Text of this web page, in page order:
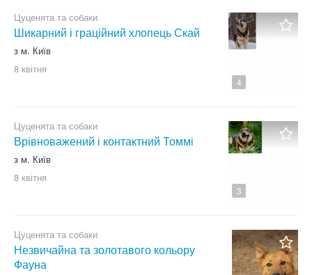
4
Цуценята та собаки
Шикарний і граційний хлопець Скай
з м. Київ
8 квітня
3
Цуценята та собаки
Врівноважений і контактний Томмі
з м. Київ
8 квітня
Цуценята та собаки
Незвичайна та золотавого кольору
Фауна